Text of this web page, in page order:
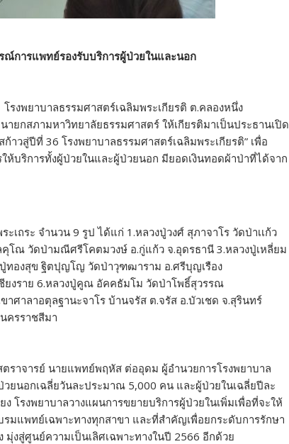
การแพทย์รองรับบริการผู้ป่วยในและนอก
งพยาบาลธรรมศาสตร์เฉลิมพระเกียรติ ต.คลองหนึ่ง
ยกสภามหาวิทยาลัยธรรมศาสตร์ ให้เกียรติมาเป็นประธานเปิด
วสู่ปีที่ 36 โรงพยาบาลธรรมศาสตร์เฉลิมพระเกียรติ” เพื่อ
บริการทั้งผู้ป่วยในและผู้ป่วยนอก มียอดเงินทอดผ้าป่าที่ได้จาก
ถระ จำนวน 9 รูป ได้แก่ 1.หลวงปู่วงศ์ สุภาจาโร วัดป่าเเก้ว
โณ วัดป่ามณีศรีโคตมวงษ์ อ.กู่แก้ว จ.อุดรธานี 3.หลวงปู่เหลี่ยม
ปู่ทองสุข ฐิตปุญโญ วัดป่าวุฑฒาราม อ.ศรีบุญเรือง
ยงราย 6.หลวงปู่คูณ อัคคธัมโม วัดป่าโพธิ์สุวรรณ
ศาลาอตุลฐานะจาโร บ้านจรัส ต.จรัส อ.บัวเชด จ.สุรินทร์
ครราชสีมา
ราจารย์ นายแพทย์พฤหัส ต่ออุดม ผู้อำนวยการโรงพยาบาล
ยนอกเฉลี่ยวันละประมาณ 5,000 คน และผู้ป่วยในเฉลี่ยปีละ
โรงพยาบาลวางแผนการขยายบริการผู้ป่วยในเพิ่มเพื่อที่จะให้
มแพทย์เฉพาะทางทุกสาขา และที่สำคัญเพื่อยกระดับการรักษา
งสู่ศูนย์ความเป็นเลิศเฉพาะทางในปี 2566 อีกด้วย